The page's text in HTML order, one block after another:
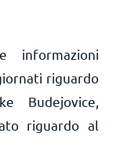
informazioni
riguardo
Budejovice,
riguardo al